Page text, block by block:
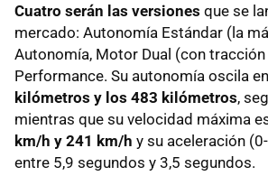
Cuatro serán las versiones que se
mercado: Autonomía Estándar (la
Autonomía, Motor Dual (con
Performance. Su autonomía oscila
kilómetros y los 483 kilómetros,
mientras que su velocidad máxima
km/h y 241 km/h y su aceleración
entre 5,9 segundos y 3,5 segundos.